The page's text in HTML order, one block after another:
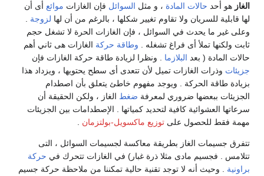
الغاز هو أحد حالات المادة ، و مثل السوائل فإن الغازات موائع أى أن
لها قابلية للسريان ولا تقاوم تغيير شكلها ، بالرغم من أن لها لزوجة
وعلى غير ما يحدث في السوائل ، فإن الغازات الحرة لا تشغل حجم
ثابت ولكنها تملأ أى فراغ تشغله . وطاقة حركة الغازات هى ثاني أهم
حالات المادة ( بعد البلازما . ونظرا لزيادة طاقة حركة الغازات فإن
جزيئات وذرات الغازات تميل لأن تتعدى أى سطح يحتويها ، ويزداد هذا
بزيادة طاقة الحركة . ويوجد مفهوم خاطئ يتعلق بأن اصطدام
الجزيئات ببعضها ضروري لمعرفة ضغط الغاز ، ولكن الحقيقة أن
سرعاتها العشوائية كافية لتحديد كمياتها . الإصطدامات بين الجزيئات
مهمة فقط للحصول على توزيع ماكسويل-بولتزمان
تتفرق جسيمات الغاز بطريقة معاكسة لجسيمات السوائل ، التى
تتلامس . فجسيم مادى مثلا ذرة غبار) في الغازات تتحرك في حركة
براونية . وحيث أنه لا توجد تقنية حالية تمكننا من ملاحظة حركة جسيم